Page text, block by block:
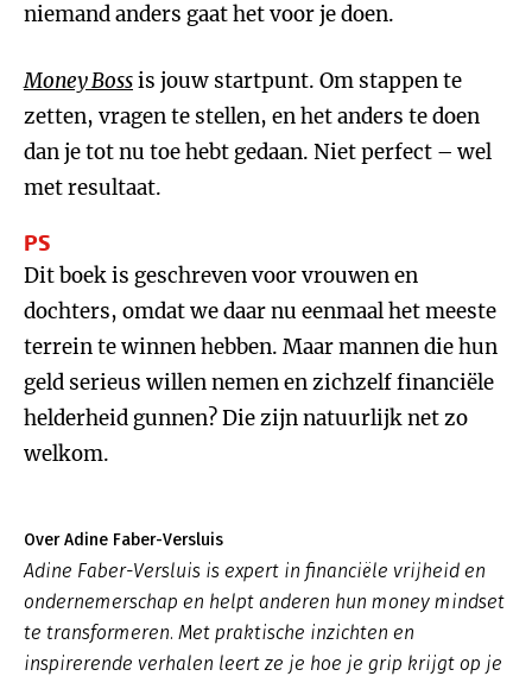
niemand anders gaat het voor je doen.
Money Bossis jouw startpunt. Om stappen te
zetten, vragen te stellen, en het anders te doen
dan je tot nu toe hebt gedaan. Niet perfect – wel
met resultaat.
PS
Dit boek is geschreven voor vrouwen en
dochters, omdat we daar nu eenmaal het meeste
terrein te winnen hebben. Maar mannen die hun
geld serieus willen nemen en zichzelf financiële
helderheid gunnen? Die zijn natuurlijk net zo
welkom.
Over Adine Faber-Versluis
Adine Faber-Versluis is expert in financiële vrijheid en
ondernemerschap en helpt anderen hun money mindset
te transformeren. Met praktische inzichten en
inspirerende verhalen leert ze je hoe je grip krijgt op je